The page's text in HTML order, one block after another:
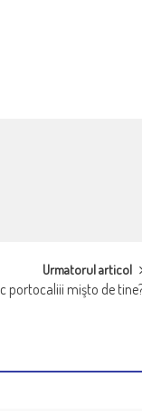
Urmatorul articol
portocaliii mişto de